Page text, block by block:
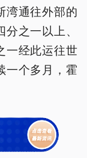
湾通往外部的
之一以上、
一经此运往世
一个多月，霍